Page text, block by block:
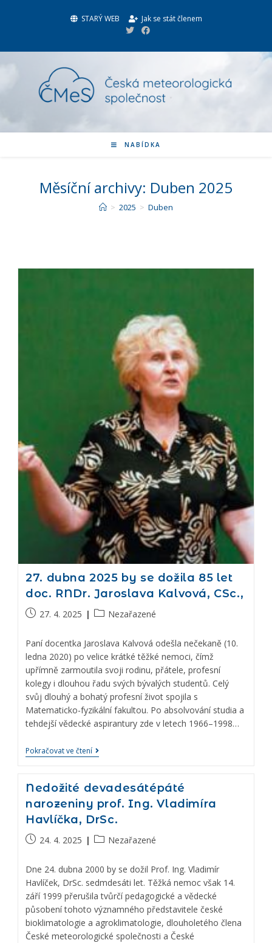
STARÝ WEB Jak se stát členem
NABÍDKA
Měsíční archivy: Duben 2025
> 2025 > Duben
27. dubna 2025 by se dožila 85 let
doc. RNDr. Jaroslava Kalvová, CSc.,
27. 4. 2025 Nezařazené
Paní docentka Jaroslava Kalvová odešla nečekaně (10.
ledna 2020) po velice krátké těžké nemoci, čímž
upřímně zarmoutila svoji rodinu, přátele, profesní
kolegy i dlouhou řadu svých bývalých studentů. Celý
svůj dlouhý a bohatý profesní život spojila s
Matematicko-fyzikální fakultou. Po absolvování studia a
tehdejší vědecké aspirantury zde v letech 1966–1998…
Pokračovat ve čtení
Nedožité devadesátépáté
narozeniny prof. Ing. Vladimíra
Havlíčka, DrSc.
24. 4. 2025 Nezařazené
Dne 24. dubna 2000 by se dožil Prof. Ing. Vladimír
Havlíček, DrSc. sedmdesáti let. Těžká nemoc však 14.
září 1999 přerušila tvůrčí pedagogické a vědecké
působení tohoto významného představitele české
bioklimatologie a agroklimatologie, dlouholetého člena
České meteorologické společ­nosti a České